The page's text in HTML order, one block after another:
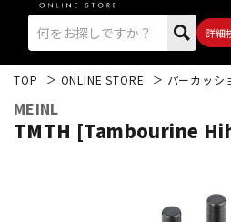
詳細
TOP ONLINE STORE パーカッシ
MEINL
TMTH [Tambourine